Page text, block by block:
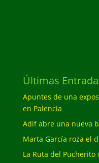
Últimas
Apuntes de una
en Palencia
Adif abre una nueva
Marta García roza el
La Ruta del